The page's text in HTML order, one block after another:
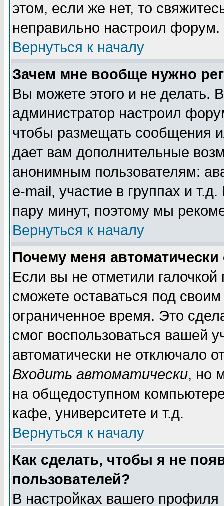
этом, если же нет, то
неправильно настроил форум.
Вернуться к началу
Зачем мне вообще нужно
Вы можете этого и не делать.
администратор настроил
чтобы размещать сообщения
дает вам дополнительные
анонимным пользователям:
e-mail, участие в группах и
пару минут, поэтому мы
Вернуться к началу
Почему меня автоматически
Если вы не отметили галочкой
сможете оставаться под
ограниченное время. Это
смог воспользоваться вашей
автоматически не отключало
Входить автоматически, но
на общедоступном
кафе, университете и т.д.
Вернуться к началу
Как сделать, чтобы я не
пользователей?
В настройках вашего